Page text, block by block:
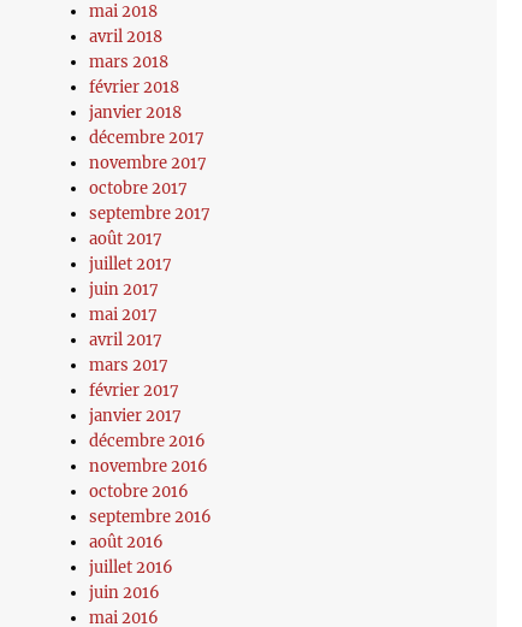
mai 2018
avril 2018
mars 2018
février 2018
janvier 2018
décembre 2017
novembre 2017
octobre 2017
septembre 2017
août 2017
juillet 2017
juin 2017
mai 2017
avril 2017
mars 2017
février 2017
janvier 2017
décembre 2016
novembre 2016
octobre 2016
septembre 2016
août 2016
juillet 2016
juin 2016
mai 2016